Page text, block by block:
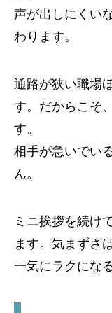
声が出しにくい
わります。
通路が狭い職場
す。だからこそ、
す。
相手が急いでい
ん。
ミニ挨拶を続け
ます。気まずさ
一気にラクにな